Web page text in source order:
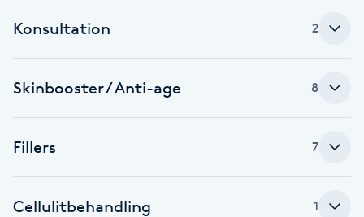
Color correction
Cryoterapi
D
Damklippning
Konsultation 2
Skinbooster / Anti-age 8
Fillers 7
Cellulitbehandling 1